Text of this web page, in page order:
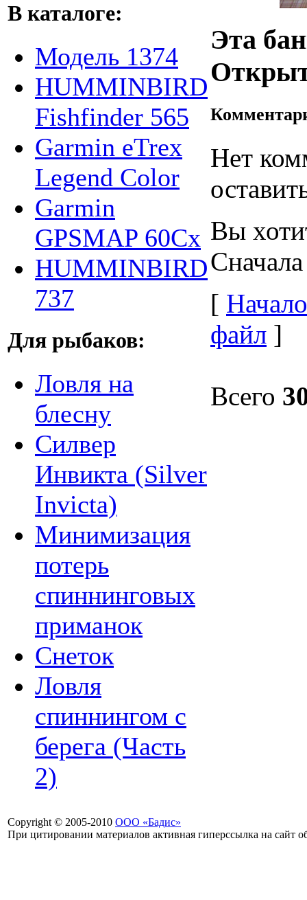
В каталоге:
Модель 1374
HUMMINBIRD
Fishfinder 565
Garmin eTrex
Legend Color
Garmin
GPSMAP 60Cx
HUMMINBIRD
737
Для рыбаков:
Ловля на
блесну
Силвер
Инвикта (Silver
Invicta)
Минимизация
потерь
спиннинговых
приманок
Снеток
Ловля
спиннингом с
берега (Часть
2)
Эта
Нет
Вы
[
файл ]
Всего
Copyright © 2005-2010 ООО «Бадис»
При цитировании материалов активная гиперссылка на сайт